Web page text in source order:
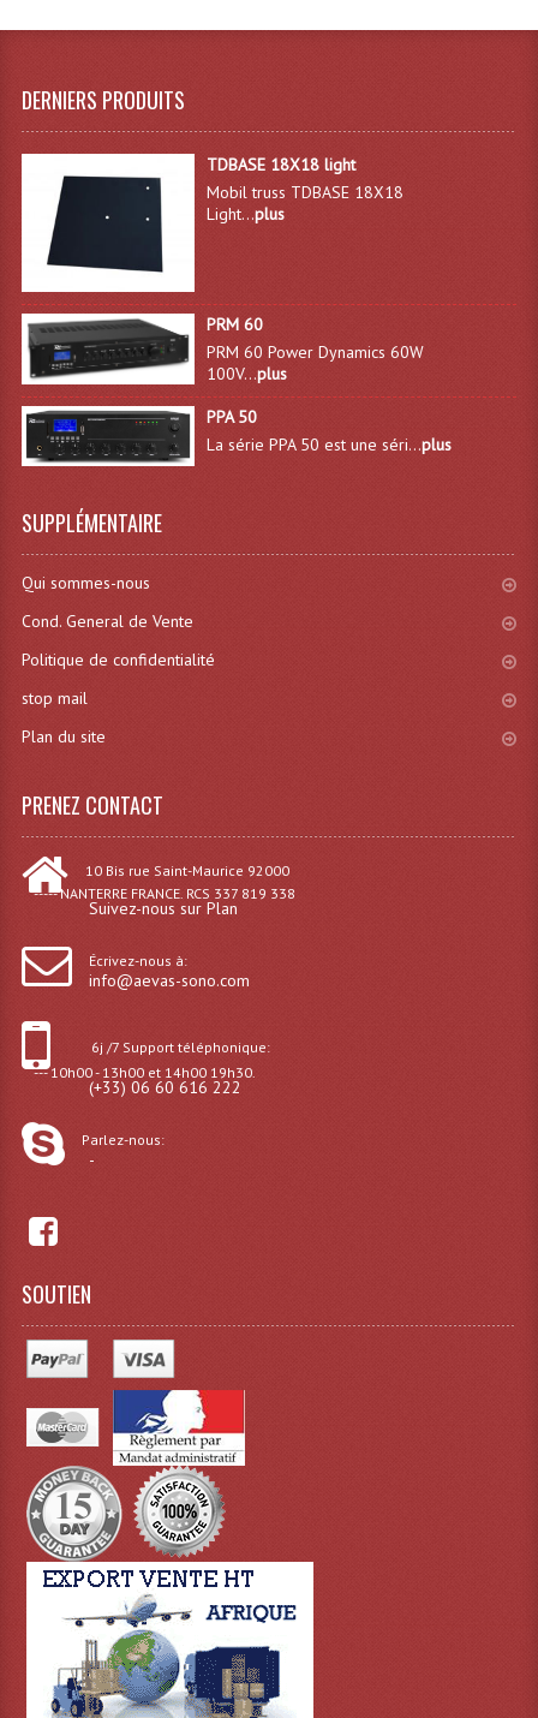
Lampes Halogenes Divers
Lampes PAR
Les Packs Light
Lumières Noire
Lyres
Panneaux, Piste Danse À Leds
Projecteurs Leds
Projecteurs Plafonniers Et Encastrés
Projecteurs Traditionnels
Projecteurs Cycliodes
Projecteurs Découpes
Projecteurs Par : 16 À 64 Et Autres
Câbles, Connectiques.
Câblage Electrique
Câble Rallonge DMX512 MIDI
Câbles Module, Cables Audio
Câbles Enceintes
DERNIERS PRODUITS
TDBASE 18X18 light
Mobil truss TDBASE 18X18
Light...plus
PRM 60
PRM 60 Power Dynamics 60W
100V...plus
PPA 50
La série PPA 50 est une séri...plus
SUPPLÉMENTAIRE
Qui sommes-nous
Cond. General de Vente
Politique de confidentialité
stop mail
Plan du site
PRENEZ CONTACT
10 Bis rue Saint-Maurice 92000
----- NANTERRE FRANCE. RCS 337 819 338
Suivez-nous sur Plan
Écrivez-nous à:
info@aevas-sono.com
6j /7 Support téléphonique:
--- 10h00 - 13h00 et 14h00 19h30.
(+33) 06 60 616 222
Parlez-nous:
-
SOUTIEN